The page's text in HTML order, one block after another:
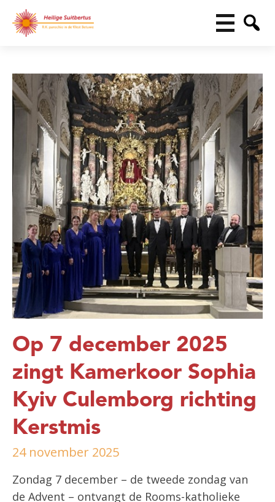
Op 7 december 2025
zingt Kamerkoor Sophia
Kyiv Culemborg richting
Kerstmis
24 november 2025
Zondag 7 december – de tweede zondag van
de Advent – ontvangt de Rooms-katholieke